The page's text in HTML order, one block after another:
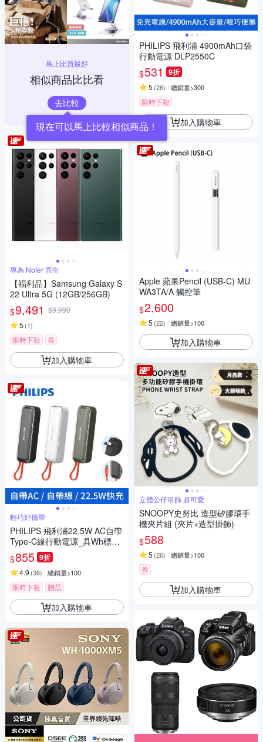
馬上比買最好
相似商品比比看
去比較
現在可以馬上比較相似商品！
專為 Noter 而生
【福利品】Samsung Galaxy S
22 Ultra 5G (12GB/256GB)
$9,491 $9,990
5 (1)
限時下殺 券
加入購物車
輕巧好攜帶
PHILIPS 飛利浦22.5W AC自帶
Type-C線行動電源_具Wh標示
DLP5201C
$855 9折
4.9 (38) 總銷量>100
限時下殺 贈品
加入購物車
PHILIPS 飛利浦 4900mAh口袋
行動電源 DLP2550C
$531 9折
5 (26) 總銷量>300
限時下殺
加入購物車
Apple 蘋果Pencil (USB-C) MU
WA3TA/A 觸控筆
$2,600
5 (22) 總銷量>100
加入購物車
立體公仔吊飾 超可愛
SNOOPY史努比 造型矽膠環手
機夾片組 (夾片+造型掛飾)
$588
5 (26) 總銷量>100
券
加入購物車